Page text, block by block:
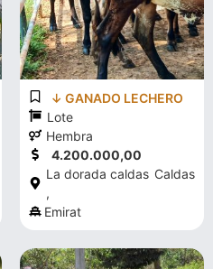
↓ GANADO LECHERO
Lote
Hembra
4.200.000,00
La dorada caldas
,
Caldas
Emirat